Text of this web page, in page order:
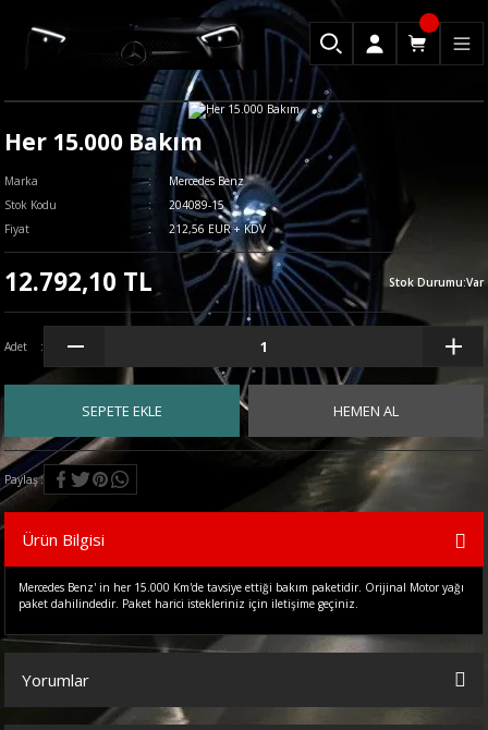
Her 15.000 Bakım
Marka
Mercedes Benz
Stok Kodu
204089-15
Fiyat
212,56 EUR + KDV
12.792,10 TL Stok Durumu:Var
Adet
SEPETE EKLE HEMEN AL
Paylaş
Ürün Bilgisi
Mercedes Benz' in her 15.000 Km'de tavsiye ettiği bakım paketidir. Orijinal Motor yağı
paket dahilindedir. Paket harici istekleriniz için iletişime geçiniz.
Yorumlar